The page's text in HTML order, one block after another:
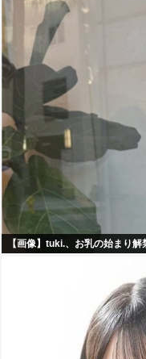
【画像】tuki.、お乳の始まり解